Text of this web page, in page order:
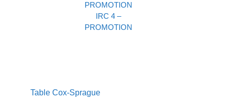
PROMOTION
IRC 4 –
PROMOTION
Table Cox-Sprague